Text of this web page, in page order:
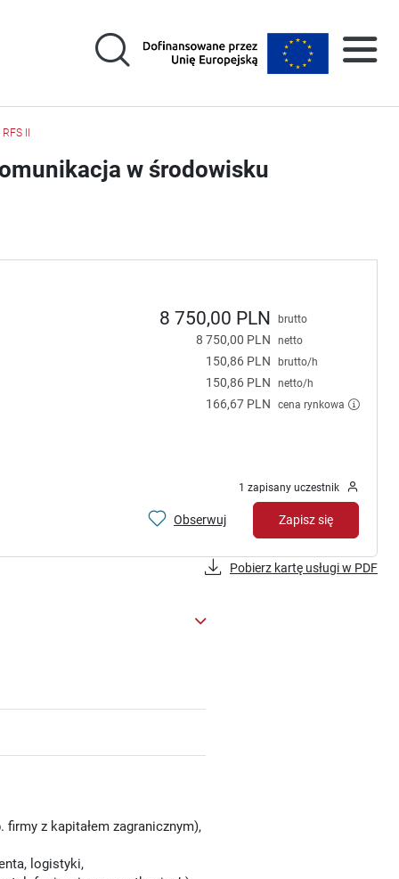
II
w środowisku
8 750,00 PLN brutto
8 750,00 PLN netto
150,86 PLN brutto/h
150,86 PLN netto/h
166,67 PLN cena rynkowa
1 zapisany uczestnik
Obserwuj Zapisz się
Pobierz kartę usługi w PDF
z kapitałem zagranicznym),
logistyki,